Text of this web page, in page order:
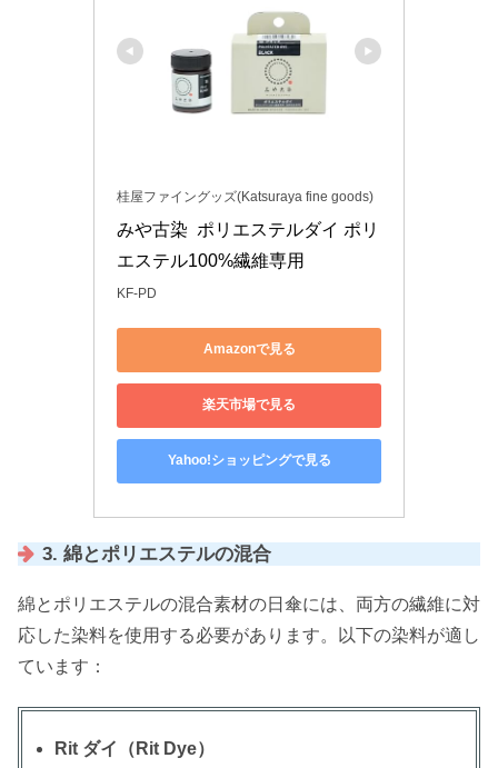
桂屋ファイングッズ(Katsuraya fine goods)
みや古染  ポリエステルダイ ポリ
エステル100%繊維専用
KF-PD
Amazonで見る
楽天市場で見る
Yahoo!ショッピングで見る
3. 綿とポリエステルの混合
綿とポリエステルの混合素材の日傘には、両方の繊維に対
応した染料を使用する必要があります。以下の染料が適し
ています：
Rit ダイ（Rit Dye）